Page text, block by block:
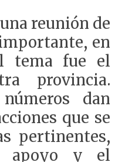
reunión de
en
tema fue el
provincia.
dan
que se
pertinentes,
apoyo y el